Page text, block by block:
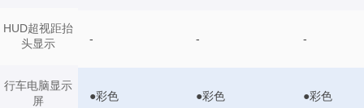
HUD超视距抬
头显示
行车电脑显示
屏
- - -
●彩色 ●彩色 ●彩色